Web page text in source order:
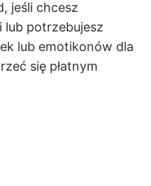
jeśli chcesz
lub potrzebujesz
lub emotikonów dla
się płatnym